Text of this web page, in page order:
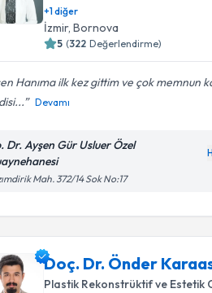
+1diğer
İzmir, Bornova
5 (322 Değerlendirme)
Hanıma ilk kez gittim ve çok memnun
Devamı
Dr. Ayşen Gür Usluer Özel
Mah. 372/14 Sok No:17
Doç. Dr. Önder
Plastik Rekonstrüktif ve Estetik